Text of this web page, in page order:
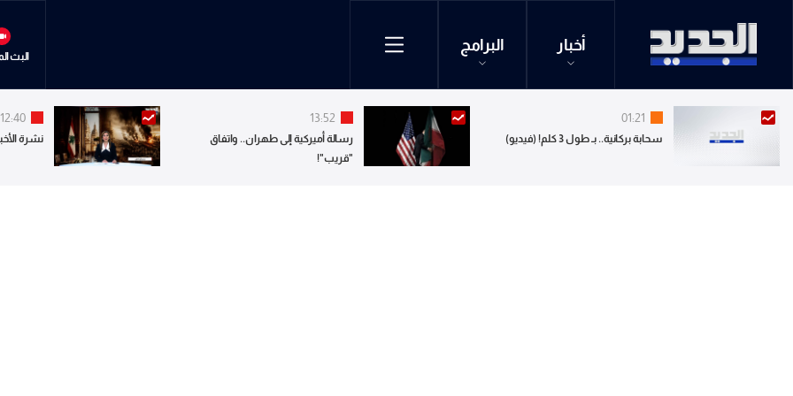
أخبار البرامج
البث
01:21
سحابة بركانية.. بـ طول 3 كلم! (فيديو)
13:52
رسالة أميركية إلى طهران.. واتفاق
"قريب"!
12:40
نشرة